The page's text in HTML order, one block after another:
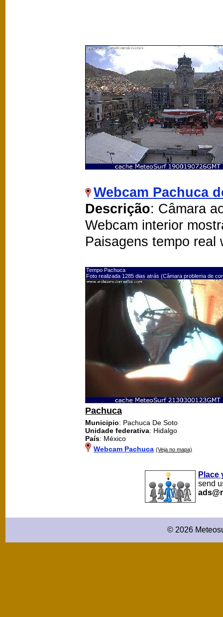
Webcam Pachuca
Descrição: Câmara
Webcam interior
Paisagens tempo real
Tempo Pachuca
Foto realizada 1285 dias atrás (Câmara problema de
Pachuca
Municipio: Pachuca De Soto
Unidade federativa: Hidalgo
País: México
Webcam Pachuca (Veja no mapa)
Place
send
© 2026